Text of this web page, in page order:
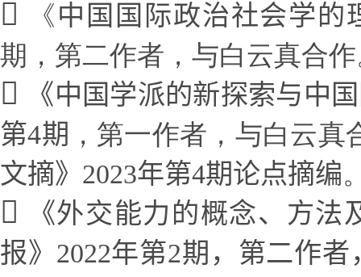
《 中国国际政治社会学的
期，第二作者，与白云真合
《中国学派的新探索与中
第4期 ， 第一作者，与白云真
文摘》2023年第4期论点摘编
《外交能力的概念、方法
报》2022年第2期，第二作者